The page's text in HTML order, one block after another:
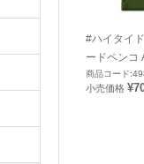
#ハイタイ
ードペンコ
商品コード
小売価格